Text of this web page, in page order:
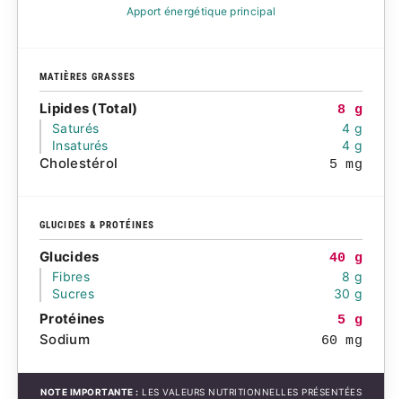
Apport énergétique principal
MATIÈRES GRASSES
Lipides (Total)
8 g
Saturés
4 g
Insaturés
4 g
Cholestérol 5 mg
GLUCIDES & PROTÉINES
Glucides
40 g
Fibres
8 g
Sucres
30 g
Protéines 5 g
Sodium 60 mg
NOTE IMPORTANTE : LES VALEURS NUTRITIONNELLES PRÉSENTÉES